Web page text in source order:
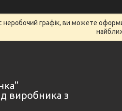
графік, ви можете
виробника з